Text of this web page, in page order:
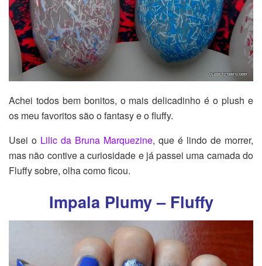
Achei todos bem bonitos, o mais delicadinho é o plush e
os meu favoritos são o fantasy e o fluffy.
Usei o Lilic da Bruna Marquezine, que é lindo de morrer,
mas não contive a curiosidade e já passei uma camada do
Fluffy sobre, olha como ficou.
Impala Plumy – Fluffy